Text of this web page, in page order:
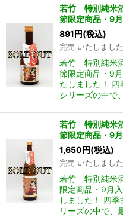
若竹 特別純
節限定商品・9月
891円(税込)
完売 いたしました
若竹 特別純
節限定商品・9
たしました！
シリーズの中で
若竹 特別純
節限定商品・9月
1,650円(税込)
完売 いたしました
若竹 特別純
限定商品・9月
しました！ 四
リーズの中で、